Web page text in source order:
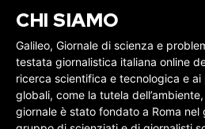
CHI SIAMO
Galileo, Giornale di scienza e
testata giornalistica italiana online
ricerca scientifica e tecnologica e
globali, come la tutela
giornale è stato fondato a Roma